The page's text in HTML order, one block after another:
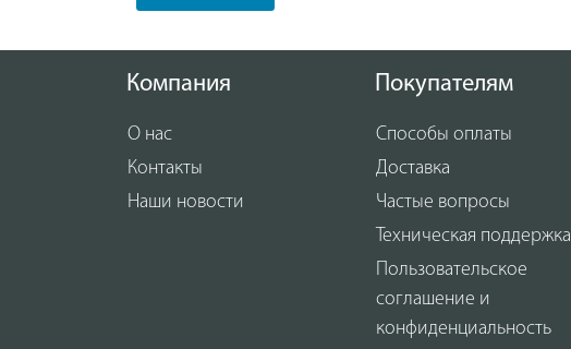
Компания
О нас
Контакты
Наши новости
Покупателям
Способы оплаты
Доставка
Частые вопросы
Техническая поддержка
Пользовательское
соглашение и
конфиденциальность